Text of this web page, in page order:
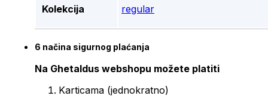
Kolekcija regular
6 načina sigurnog plaćanja
Na Ghetaldus webshopu možete platiti
Karticama (jednokratno)